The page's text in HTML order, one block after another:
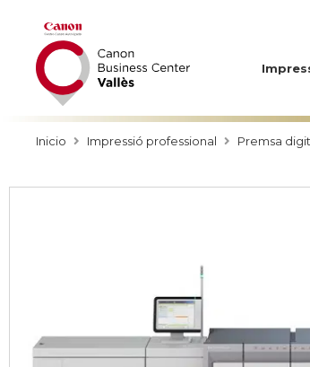
Inicio Impressió professional Premsa